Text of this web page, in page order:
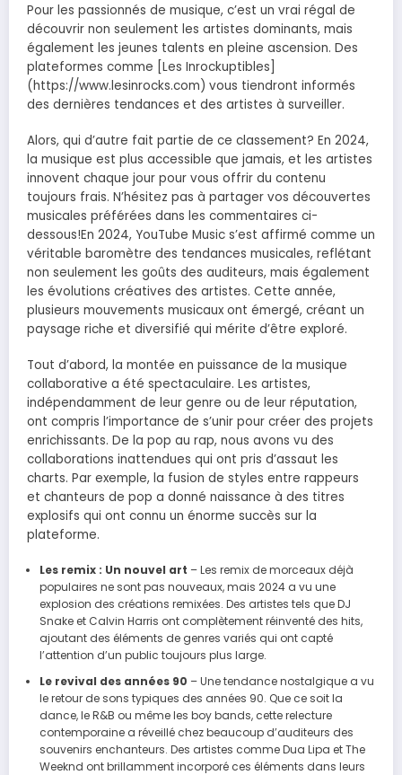
Pour les passionnés de musique, c’est un vrai régal de
découvrir non seulement les artistes dominants, mais
également les jeunes talents en pleine ascension. Des
plateformes comme [Les Inrockuptibles]
(https://www.lesinrocks.com) vous tiendront informés
des dernières tendances et des artistes à surveiller.
Alors, qui d’autre fait partie de ce classement? En 2024,
la musique est plus accessible que jamais, et les artistes
innovent chaque jour pour vous offrir du contenu
toujours frais. N’hésitez pas à partager vos découvertes
musicales préférées dans les commentaires ci-
dessous!En 2024, YouTube Music s’est affirmé comme un
véritable baromètre des tendances musicales, reflétant
non seulement les goûts des auditeurs, mais également
les évolutions créatives des artistes. Cette année,
plusieurs mouvements musicaux ont émergé, créant un
paysage riche et diversifié qui mérite d’être exploré.
Tout d’abord, la montée en puissance de la musique
collaborative a été spectaculaire. Les artistes,
indépendamment de leur genre ou de leur réputation,
ont compris l’importance de s’unir pour créer des projets
enrichissants. De la pop au rap, nous avons vu des
collaborations inattendues qui ont pris d’assaut les
charts. Par exemple, la fusion de styles entre rappeurs
et chanteurs de pop a donné naissance à des titres
explosifs qui ont connu un énorme succès sur la
plateforme.
Les remix : Un nouvel art – Les remix de morceaux déjà
populaires ne sont pas nouveaux, mais 2024 a vu une
explosion des créations remixées. Des artistes tels que DJ
Snake et Calvin Harris ont complètement réinventé des hits,
ajoutant des éléments de genres variés qui ont capté
l’attention d’un public toujours plus large.
Le revival des années 90 – Une tendance nostalgique a vu
le retour de sons typiques des années 90. Que ce soit la
dance, le R&B ou même les boy bands, cette relecture
contemporaine a réveillé chez beaucoup d’auditeurs des
souvenirs enchanteurs. Des artistes comme Dua Lipa et The
Weeknd ont brillamment incorporé ces éléments dans leurs